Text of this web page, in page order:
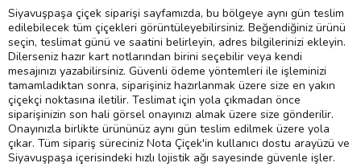
Siyavuşpaşa çiçek siparişi sayfamızda, bu bölgeye aynı gün teslim
edilebilecek tüm çiçekleri görüntüleyebilirsiniz. Beğendiğiniz ürünü
seçin, teslimat günü ve saatini belirleyin, adres bilgilerinizi ekleyin.
Dilerseniz hazır kart notlarından birini seçebilir veya kendi
mesajınızı yazabilirsiniz. Güvenli ödeme yöntemleri ile işleminizi
tamamladıktan sonra, siparişiniz hazırlanmak üzere size en yakın
çiçekçi noktasına iletilir. Teslimat için yola çıkmadan önce
siparişinizin son hali görsel onayınızı almak üzere size gönderilir.
Onayınızla birlikte ürününüz aynı gün teslim edilmek üzere yola
çıkar. Tüm sipariş süreciniz Nota Çiçek'in kullanıcı dostu arayüzü ve
Siyavuşpaşa içerisindeki hızlı lojistik ağı sayesinde güvenle işler.